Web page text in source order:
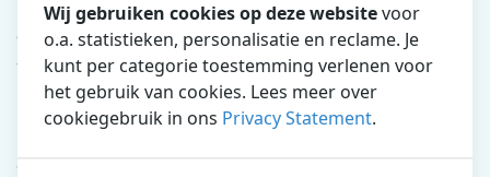
Op openingsdagen is het Dolfinarium geopend van 10.00 –
17.00 uur.
Let op: vanaf 18 juli t/m 25 augustus is het Dolfinarium
dus!
Wij gebruiken cookies op deze websitevoor
o.a. statistieken, personalisatie en reclame. Je
kunt per categorie toestemming verlenen voor
het gebruik van cookies. Lees meer over
cookiegebruik in ons Privacy Statement.